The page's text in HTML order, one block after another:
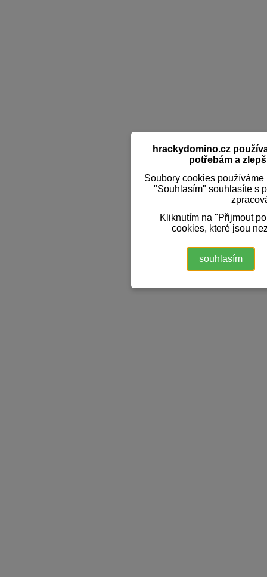
hrackydomino.cz
potřebám a
Soubory cookies
"Souhlasím" souhlasíte s
Kliknutím na "Přijmout
cookies, které jsou
souhlasím